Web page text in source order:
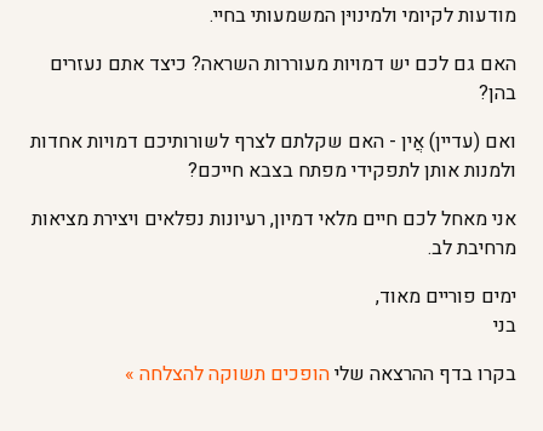
מודעות לקיומי ולמינויּן המשמעותי בחיי.
האם גם לכם יש דמויות מעוררות השראה? כיצד אתם נעזרים
בהן?
ואם (עדיין) אֲין - האם שקלתם לצרף לשורותיכם דמויות אחדות
ולמנות אותן לתפקידי מפתח בצבא חייכם?
אני מאחל לכם חיים מלאי דמיון, רעיונות נפלאים ויצירת מציאות
מרחיבת לב.
ימים פוריים מאוד,
בני
בקרו בדף ההרצאה שליהופכים תשוקה להצלחה »